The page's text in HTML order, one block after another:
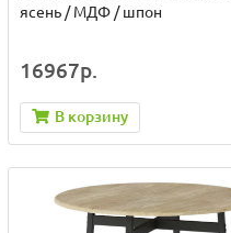
ясень / МДФ / шпон
16967р.
В корзину